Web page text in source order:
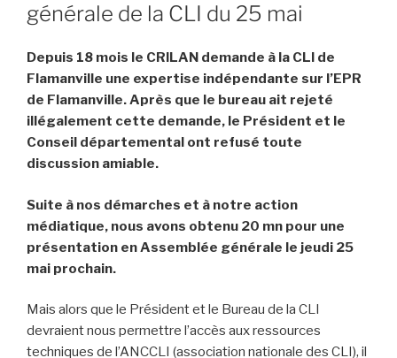
générale de la CLI du 25 mai
Depuis 18 mois le CRILAN demande à la CLI de
Flamanville une expertise indépendante sur l’EPR
de Flamanville. Après que le bureau ait rejeté
illégalement cette demande, le Président et le
Conseil départemental ont refusé toute
discussion amiable.
Suite à nos démarches et à notre action
médiatique, nous avons obtenu 20 mn pour une
présentation en Assemblée générale le jeudi 25
mai prochain.
Mais alors que le Président et le Bureau de la CLI
devraient nous permettre l’accès aux ressources
techniques de l’ANCCLI (association nationale des CLI), il